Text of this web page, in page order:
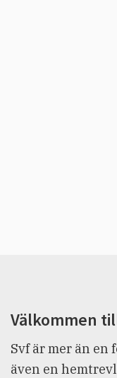
Välkommen
Svf är mer än en
även en